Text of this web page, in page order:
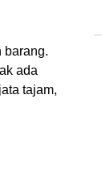
barang.
ada
tajam,